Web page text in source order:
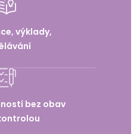
výklady,
bez obav